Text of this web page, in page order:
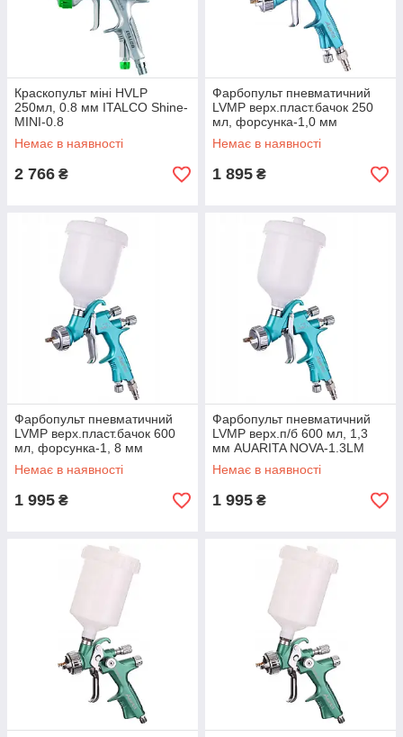
Краскопульт міні HVLP
250мл, 0.8 мм ITALCO Shine-
MINI-0.8
Немає в наявності
2 766 ₴
Фарбопульт пневматичний
LVMP верх.пласт.бачок 250
мл, форсунка-1,0 мм
AUARITA NOVA-LIGHT-1.0
Немає в наявності
1 895 ₴
Фарбопульт пневматичний
LVMP верх.пласт.бачок 600
мл, форсунка-1, 8 мм
AUARITA NOVA-1-1.8LM
Немає в наявності
1 995 ₴
Фарбопульт пневматичний
LVMP верх.п/б 600 мл, 1,3
мм AUARITA NOVA-1.3LM
Немає в наявності
1 995 ₴